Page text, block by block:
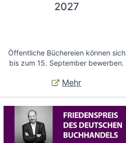
2027
Öffentliche Büchereien können sich
bis zum 15. September bewerben.
Mehr